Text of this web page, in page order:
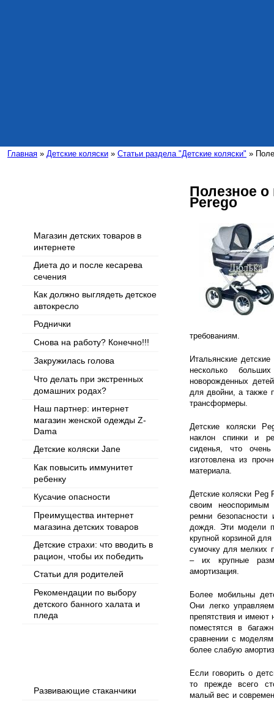
Главная » Детские коляски » Статьи раздела "Детские коляски" »
Магазин детских товаров в
интернете
Диета до и после кесарева
сечения
Как должно выглядеть детское
автокресло
Роднички
Снова на работу? Конечно!!!
Закружилась голова
Что делать при экстренных
домашних родах?
Наш партнер: интернет
магазин женской одежды Z-
Dama
Детские коляски Jane
Как повысить иммунитет
ребенку
Кусачие опасности
Преимущества интернет
магазина детских товаров
Детские страхи: что вводить в
рацион, чтобы их победить
Статьи для родителей
Рекомендации по выбору
детского банного халата и
пледа
Развивающие стаканчики
Полезное о
Perego
требованиям.
Итальянские
несколько
новорожденных
для двойни, а также
трансформеры.
Детские коляски
наклон спинки и
сиденья, что очень
изготовлена из
материала.
Детские коляски Peg
своим неоспоримым
ремни
дождя. Эти модели
крупной корзиной
сумочку для мелких
– их крупные
амортизация.
Более мобильны
Они легко
препятствия и имеют
поместятся в
сравнении с
более слабую
Если говорить о
то прежде всего
малый вес и